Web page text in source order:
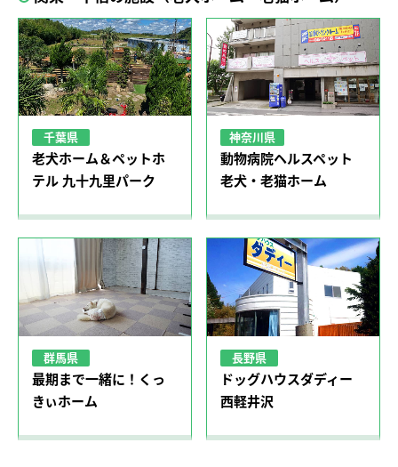
千葉県
老犬ホーム＆ペットホ
テル 九十九里パーク
神奈川県
動物病院ヘルスペット
老犬・老猫ホーム
群馬県
最期まで一緒に！くっ
きぃホーム
長野県
ドッグハウスダディー
西軽井沢